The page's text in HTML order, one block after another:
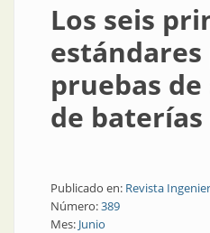
Los seis
estándares
pruebas
de
Publicado en: Revista
Número:389
Mes: Junio